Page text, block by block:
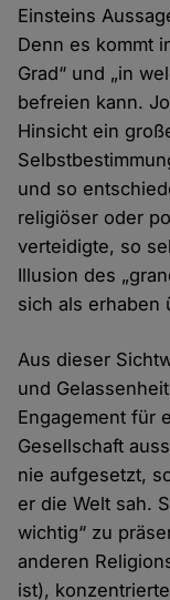
Einsteins
Denn es kommt
Grad“ und „in
befreien kann.
Hinsicht ein
und so
religiöser oder
verteidigte, so
Illusion des
sich als erhaben
Aus dieser
und
Engagement für
Gesellschaft
nie aufgesetzt,
er die Welt sah.
wichtig“ zu
anderen
ist),